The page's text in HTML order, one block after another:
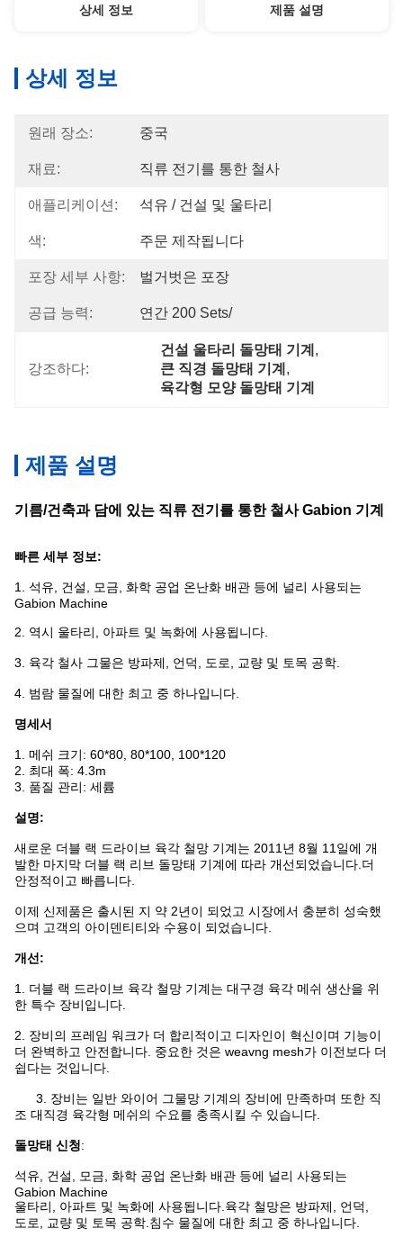
상세 정보 제품 설명
상세 정보
원래 장소: 중국
재료: 직류 전기를 통한 철사
애플리케이션: 석유 / 건설 및 울타리
색: 주문 제작됩니다
포장 세부 사항: 벌거벗은 포장
공급 능력: 연간 200 Sets/
강조하다:
건설 울타리 돌망태 기계 ,
큰 직경 돌망태 기계 ,
육각형 모양 돌망태 기계
제품 설명
기름/건축과 담에 있는 직류 전기를 통한 철사 Gabion 기계
빠른 세부 정보:
1. 석유, 건설, 모금, 화학 공업 온난화 배관 등에 널리 사용되는
Gabion Machine
2. 역시 울타리, 아파트 및 녹화에 사용됩니다.
3. 육각 철사 그물은 방파제, 언덕, 도로, 교량 및 토목 공학.
4. 범람 물질에 대한 최고 중 하나입니다.
명세서
1. 메쉬 크기: 60*80, 80*100, 100*120
2. 최대 폭: 4.3m
3. 품질 관리: 세륨
설명:
새로운 더블 랙 드라이브 육각 철망 기계는 2011년 8월 11일에 개
발한 마지막 더블 랙 리브 돌망태 기계에 따라 개선되었습니다.더
안정적이고 빠릅니다.
이제 신제품은 출시된 지 약 2년이 되었고 시장에서 충분히 성숙했
으며 고객의 아이덴티티와 수용이 되었습니다.
개선:
1. 더블 랙 드라이브 육각 철망 기계는 대구경 육각 메쉬 생산을 위
한 특수 장비입니다.
2. 장비의 프레임 워크가 더 합리적이고 디자인이 혁신이며 기능이
더 완벽하고 안전합니다. 중요한 것은 weavng mesh가 이전보다 더
쉽다는 것입니다.
3. 장비는 일반 와이어 그물망 기계의 장비에 만족하며 또한 직
조 대직경 육각형 메쉬의 수요를 충족시킬 수 있습니다.
돌망태 신청:
석유, 건설, 모금, 화학 공업 온난화 배관 등에 널리 사용되는
Gabion Machine
울타리, 아파트 및 녹화에 사용됩니다.육각 철망은 방파제, 언덕,
도로, 교량 및 토목 공학.침수 물질에 대한 최고 중 하나입니다.